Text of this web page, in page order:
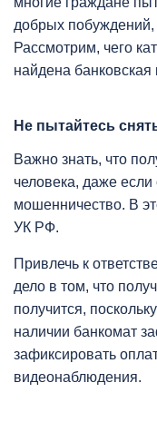
добрых
Рассмотрим, чего
найдена банковская
Не пытайтесь
Важно знать, что
человека, даже
мошенничество. В
УК РФ.
Привлечь к
дело в том, что
получится,
наличии банкомат
зафиксировать
видеонаблюдения.